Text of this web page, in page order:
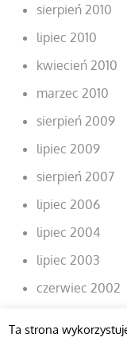
sierpień 2010
lipiec 2010
kwiecień 2010
marzec 2010
sierpień 2009
lipiec 2009
sierpień 2007
lipiec 2006
lipiec 2004
lipiec 2003
czerwiec 2002
Ta strona